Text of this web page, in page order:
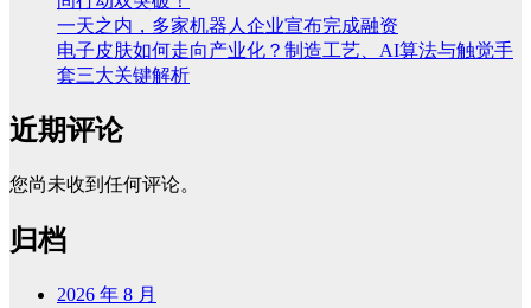
一天之内，多家机器人企业宣布完成融资
电子皮肤如何走向产业化？制造工艺、AI算法与触觉手
套三大关键解析
近期评论
您尚未收到任何评论。
归档
2026 年 8 月